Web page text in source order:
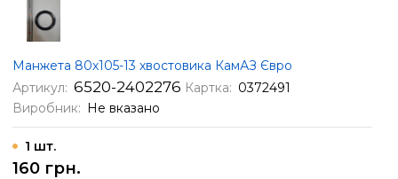
Манжета 80х105-13 хвостовика КамАЗ Євро
Артикул: 6520-2402276 Картка: 0372491
Виробник:
Не вказано
1 шт.
160 грн.